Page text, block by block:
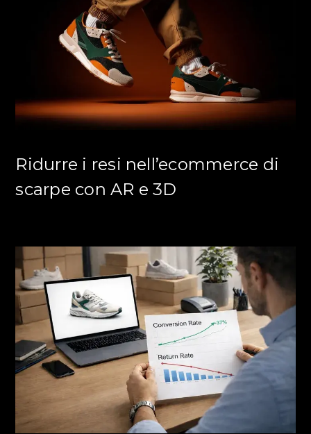
Ridurre i resi nell’ecommerce di
scarpe con AR e 3D